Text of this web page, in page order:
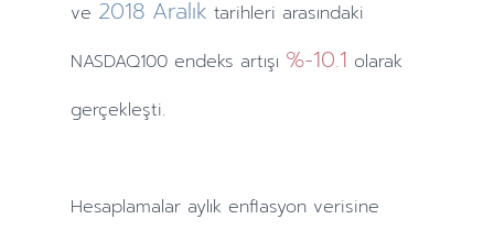
ve 2018 Aralık tarihleri arasındaki
NASDAQ100 endeks artışı %-10.1 olarak
gerçekleşti.
Hesaplamalar aylık enflasyon verisine